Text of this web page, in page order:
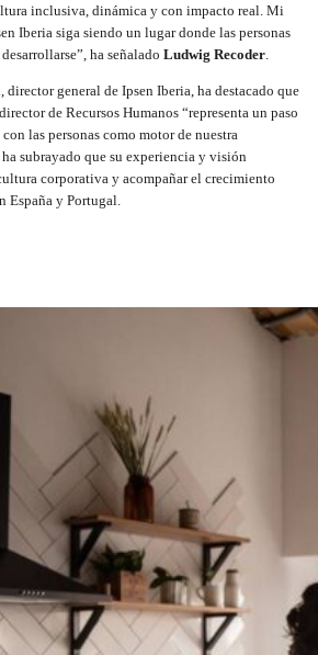
inclusiva, dinámica y con impacto real. Mi
Iberia siga siendo un lugar donde las personas
ha señalado Ludwig Recoder.
director general de Ipsen Iberia, ha destacado que
de Recursos Humanos “representa un paso
las personas como motor de nuestra
subrayado que su experiencia y visión
corporativa y acompañar el crecimiento
España y Portugal.